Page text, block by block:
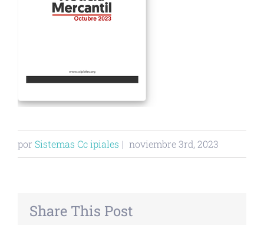
por Sistemas Cc ipiales | noviembre 3rd, 2023
Share This Post